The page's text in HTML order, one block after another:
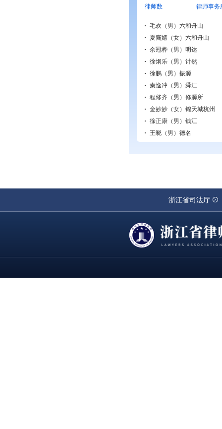
律师数
律师事务
毛欢（男） 六和舟山
夏裔婧（女） 六和舟山
余冠桦（男） 明达
徐炯乐（男） 计然
徐鹏（男） 振源
秦逸冲（男） 舜江
程修齐（男） 修源所
金妙妙（女） 锦天城杭州
徐正康（男） 钱江
王晓（男） 德名
浙江省司法厅